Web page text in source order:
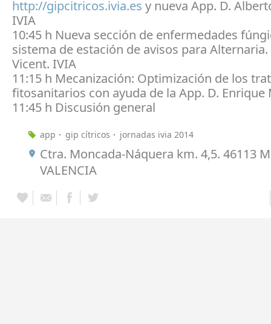
http://gipcitricos.ivia.es y nueva App. D.
IVIA
10:45 h Nueva sección de enfermedades
sistema de estación de avisos para
Vicent. IVIA
11:15 h Mecanización: Optimización de los
fitosanitarios con ayuda de la App. D. Enrique
11:45 h Discusión general
app gip cítricos jornadas ivia 2014
Ctra. Moncada-Náquera km. 4,5. 46113
VALENCIA